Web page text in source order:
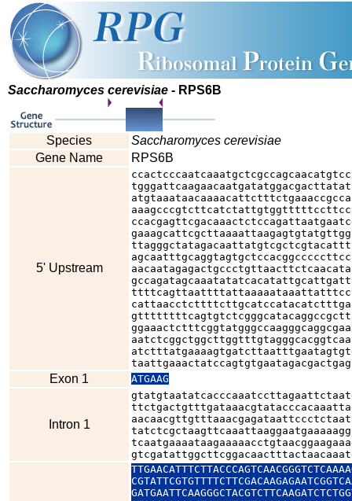
Saccharomyces cerevisiae - RPS6B
Species
Saccharomyces cerevisiae
Gene Name
RPS6B
5' Upstream
Exon 1 ATGAAG
Intron 1